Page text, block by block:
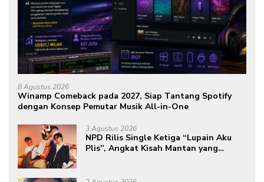
8 Agustus 2026
Winamp Comeback pada 2027, Siap Tantang Spotify
dengan Konsep Pemutar Musik All-in-One
3 Agustus 2026
NPD Rilis Single Ketiga “Lupain Aku
Plis”, Angkat Kisah Mantan yang